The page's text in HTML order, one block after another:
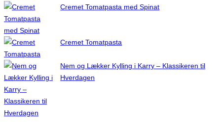
Cremet Tomatpasta med Spinat
Cremet Tomatpasta
Nem og Lækker Kylling i Karry – Klassikeren til
Hverdagen